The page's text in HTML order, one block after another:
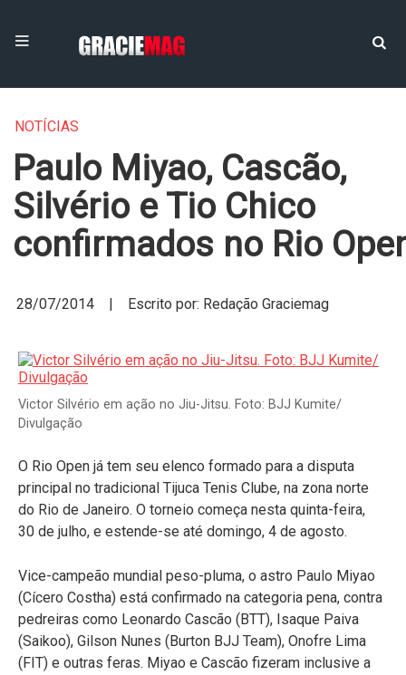
NOTÍCIAS
Paulo Miyao, Cascão,
Silvério e Tio Chico
confirmados no Rio
28/07/2014 | Escrito por: Redação Graciemag
Victor Silvério em ação no Jiu-Jitsu. Foto: BJJ Kumite/
Divulgação
O Rio Open já tem seu elenco formado para a disputa
principal no tradicional Tijuca Tenis Clube, na zona norte
do Rio de Janeiro. O torneio começa nesta quinta-feira,
30 de julho, e estende-se até domingo, 4 de agosto.
Vice-campeão mundial peso-pluma, o astro Paulo Miyao
(Cícero Costha) está confirmado na categoria pena, contra
pedreiras como Leonardo Cascão (BTT), Isaque Paiva
(Saikoo), Gilson Nunes (Burton BJJ Team), Onofre Lima
(FIT) e outras feras. Miyao e Cascão fizeram inclusive a